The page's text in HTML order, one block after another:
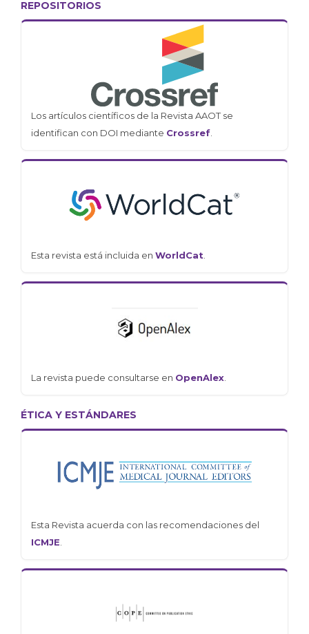
REPOSITORIOS
Los artículos científicos de la Revista AAOT se
identifican con DOI mediante Crossref
Esta revista está incluida en WorldCat
La revista puede consultarse en OpenAlex
ÉTICA Y ESTÁNDARES
Esta Revista acuerda con las recomendaciones del
ICMJE